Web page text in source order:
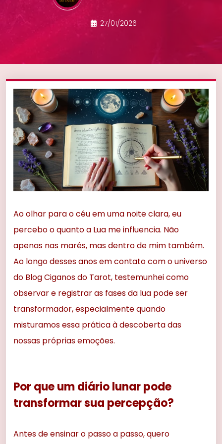
27/01/2026
Ao olhar para o céu em uma noite clara, eu
percebo o quanto a Lua me influencia. Não
apenas nas marés, mas dentro de mim também.
Ao longo desses anos em contato com o universo
do Blog Ciganos do Tarot, testemunhei como
observar e registrar as fases da lua pode ser
transformador, especialmente quando
misturamos essa prática à descoberta das
nossas próprias emoções.
Por que um diário lunar pode
transformar sua percepção?
Antes de ensinar o passo a passo, quero